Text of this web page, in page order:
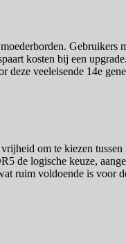
Gebruikers
kosten bij een
veeleisende 14e
om te kiezen
de logische keuze,
ruim voldoende is voor